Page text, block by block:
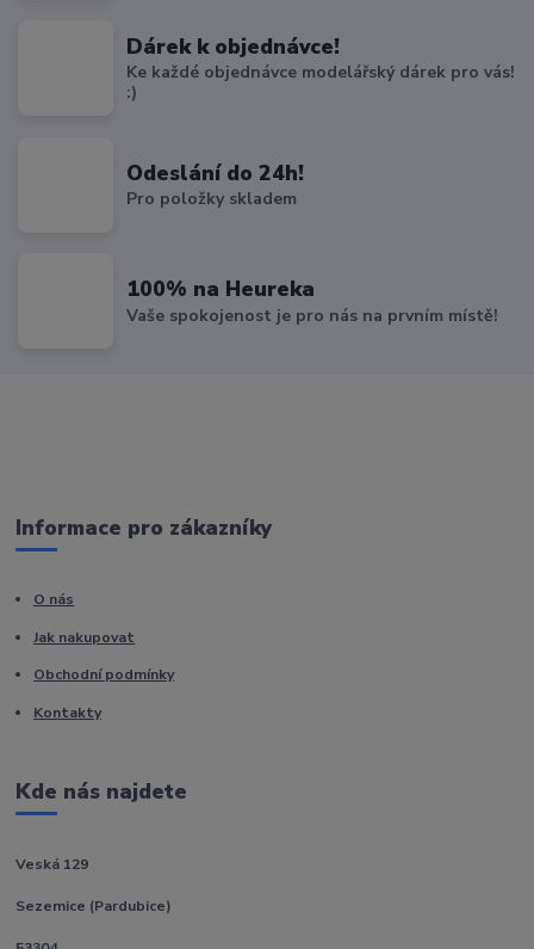
Dárek k objednávce!
Ke každé objednávce modelářský dárek pro vás!
:)
Odeslání do 24h!
Pro položky skladem
100% na Heureka
Vaše spokojenost je pro nás na prvním místě!
Informace pro zákazníky
O nás
Jak nakupovat
Obchodní podmínky
Kontakty
Kde nás najdete
Veská 129
Sezemice (Pardubice)